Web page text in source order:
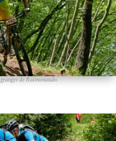
de Raimonaudo.